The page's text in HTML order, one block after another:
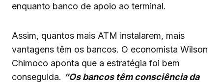
enquanto banco de apoio ao terminal.
Assim, quantos mais ATM instalarem, mais
vantagens têm os bancos. O economista Wilson
Chimoco aponta que a estratégia foi bem
conseguida. “Os bancos têm consciência da